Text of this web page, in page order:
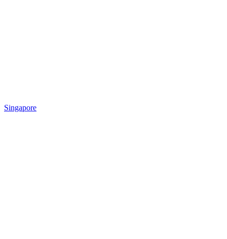
Singapore